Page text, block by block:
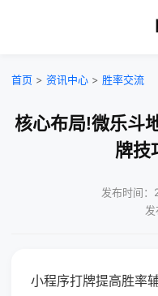
首页 > 资讯中心 > 胜率交流
核心布局!微乐斗
牌技
发布时间
小程序打牌提高胜率